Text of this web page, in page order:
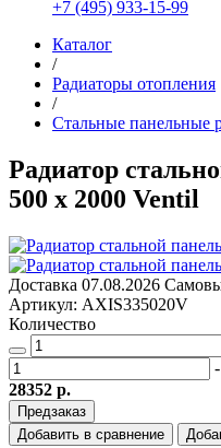
+7 (495) 933-15-99
Каталог
/
Радиаторы отопления
/
Стальные панельные
Радиатор
500 x 2000 Ventil
Доставка 07.08.2026
Артикул: AXIS335020V
Количество
-
28352 р.
Предзаказ
Добавить в сравнение